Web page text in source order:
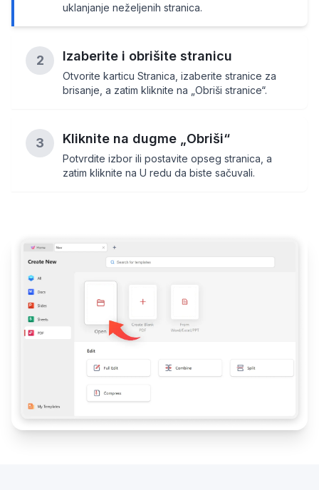
uklanjanje neželjenih stranica.
2 Izaberite i obrišite stranicu
Otvorite karticu Stranica, izaberite stranice za
brisanje, a zatim kliknite na „Obriši stranice“.
3 Kliknite na dugme „Obriši“
Potvrdite izbor ili postavite opseg stranica, a
zatim kliknite na U redu da biste sačuvali.